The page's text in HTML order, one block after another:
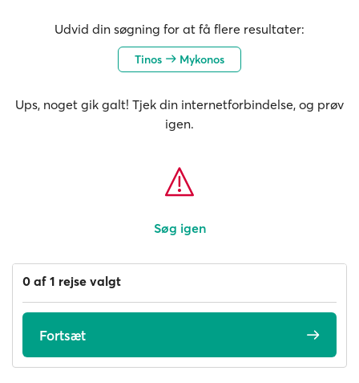
Udvid din søgning for at få flere resultater:
Tinos Mykonos
Ups, noget gik galt! Tjek din internetforbindelse, og prøv
igen.
Søg igen
0 af 1 rejse valgt
Fortsæt